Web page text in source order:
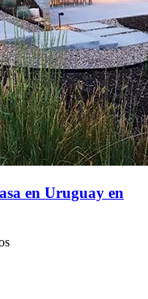
en Uruguay en